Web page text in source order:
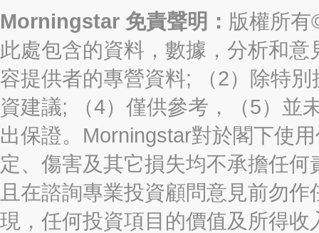
Morningstar 免責聲明： 版權所有
此處包含的資料，數據，分析和意
容提供者的專營資料; （2）除特
資建議; （4）僅供參考，（5）並
出保證。Morningstar對於閣下使
定、傷害及其它損失均不承擔任
且在諮詢專業投資顧問意見前勿
現，任何投資項目的價值及所得收